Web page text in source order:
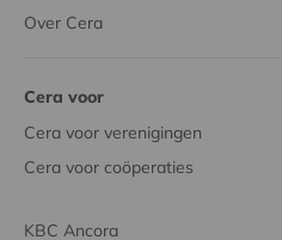
Over Cera
Cera voor
Cera voor verenigingen
Cera voor coöperaties
KBC Ancora